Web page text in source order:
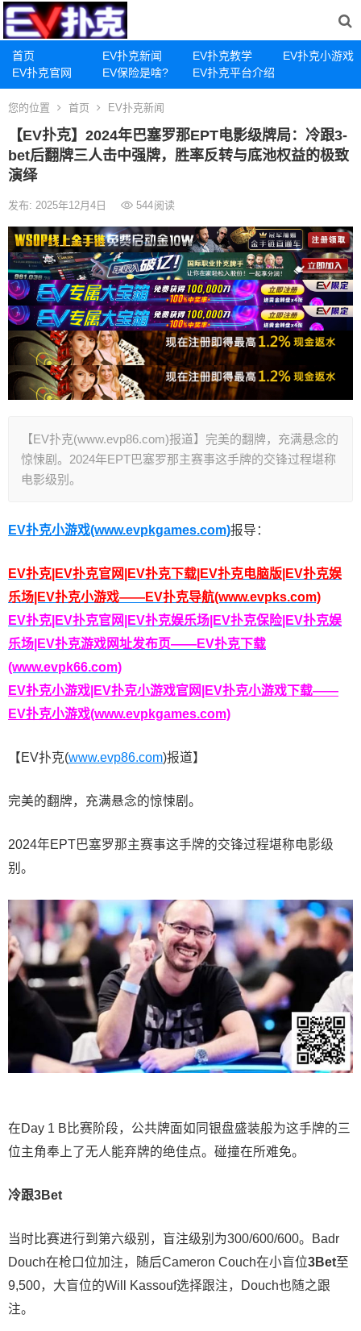
首页 EV扑克新闻 EV扑克教学
EV扑克小游戏
EV扑克官网
EV保险是啥? EV扑克平台介绍
您的位置 首页 EV扑克新闻
【EV扑克】2024年巴塞罗那EPT电影级牌局：冷跟3-
bet后翻牌三人击中强牌，胜率反转与底池权益的极致
演绎
发布: 2025年12月4日 544阅读
【EV扑克(www.evp86.com)报道】完美的翻牌，充满悬念的
惊悚剧。2024年EPT巴塞罗那主赛事这手牌的交锋过程堪称
电影级别。
EV扑克小游戏(www.evpkgames.com)报导：
EV扑克|EV扑克官网|EV扑克下载|EV扑克电脑版|EV扑克娱
乐场|EV扑克小游戏——EV扑克导航(www.evpks.com)
EV扑克|EV扑克官网|EV扑克娱乐场|EV扑克保险|EV扑克娱
乐场|EV扑克游戏网址发布页——EV扑克下载
(www.evpk66.com)
EV扑克小游戏|EV扑克小游戏官网|EV扑克小游戏下载——
EV扑克小游戏(www.evpkgames.com)
【EV扑克(www.evp86.com)报道】
完美的翻牌，充满悬念的惊悚剧。
2024年EPT巴塞罗那主赛事这手牌的交锋过程堪称电影级
别。
在Day 1 B比赛阶段，公共牌面如同银盘盛装般为这手牌的三
位主角奉上了无人能弃牌的绝佳点。碰撞在所难免。
冷跟3Bet
当时比赛进行到第六级别，盲注级别为300/600/600。Badr
Douch在枪口位加注，随后Cameron Couch在小盲位3Bet至
9,500，大盲位的Will Kassouf选择跟注，Douch也随之跟
注。